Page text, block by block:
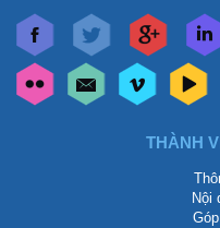
THÀNH
Nội